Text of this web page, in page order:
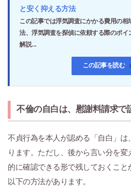
と安く抑える方法
この記事では浮気調査にかかる費用の相
法、浮気調査を探偵に依頼する際のポイ
解説...
この記事を読む
不倫の自白は、慰謝料請求で
不貞行為を本人が認める「自白」は
ります。ただし、後から言い分を
的に確認できる形で残しておくこと
以下の方法があります。